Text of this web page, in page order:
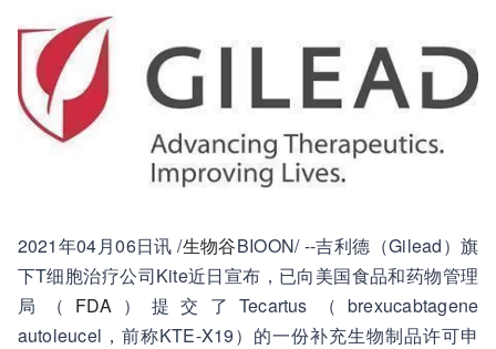
2021年04月06日讯 /生物谷BIOON/ --吉利德（Gilead）旗
下T细胞治疗公司Kite近日宣布，已向美国食品和药物管理
局（ FDA）提交了Tecartus（brexucabtagene
autoleucel，前称KTE-X19）的一份补充生物制品许可申